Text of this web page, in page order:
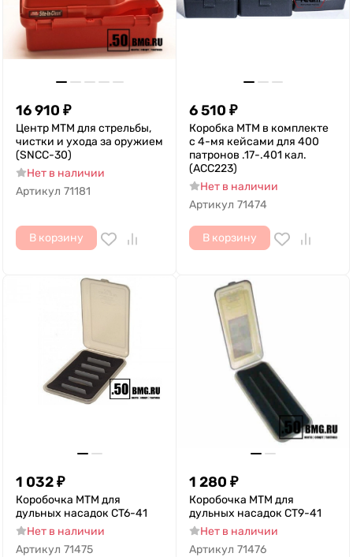
16 910 ₽
Центр MTM для стрельбы,
чистки и ухода за оружием
(SNCC-30)
Нет в наличии
Артикул 71181
В корзину
6 510 ₽
Коробка MTM в комплекте
с 4-мя кейсами для 400
патронов .17-.401 кал.
(ACC223)
Нет в наличии
Артикул 71474
В корзину
1 032₽
Коробочка MTM для
дульных насадок CT6-41
Нет в наличии
Артикул 71475
1 280 ₽
Коробочка MTM для
дульных насадок CT9-41
Нет в наличии
Артикул 71476